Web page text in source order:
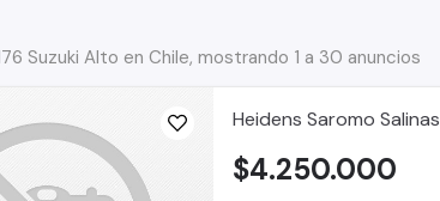
Suzuki Alto en Chile, mostrando 1 a 30 anuncios
Heidens Saromo Salinas
$4.250.000